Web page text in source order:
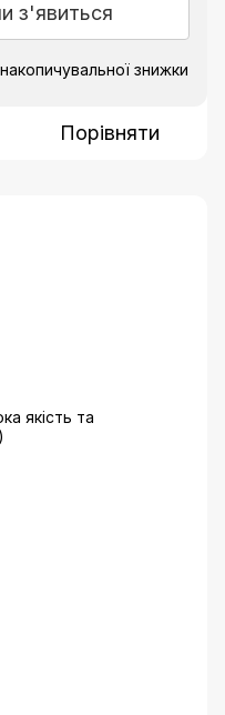
з'явиться
знижки
Порівняти
якість та